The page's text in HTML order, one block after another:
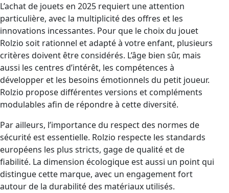
L’achat de jouets en 2025 requiert une attention
particulière, avec la multiplicité des offres et les
innovations incessantes. Pour que le choix du jouet
Rolzio soit rationnel et adapté à votre enfant, plusieurs
critères doivent être considérés. L’âge bien sûr, mais
aussi les centres d’intérêt, les compétences à
développer et les besoins émotionnels du petit joueur.
Rolzio propose différentes versions et compléments
modulables afin de répondre à cette diversité.
Par ailleurs, l’importance du respect des normes de
sécurité est essentielle. Rolzio respecte les standards
européens les plus stricts, gage de qualité et de
fiabilité. La dimension écologique est aussi un point qui
distingue cette marque, avec un engagement fort
autour de la durabilité des matériaux utilisés.